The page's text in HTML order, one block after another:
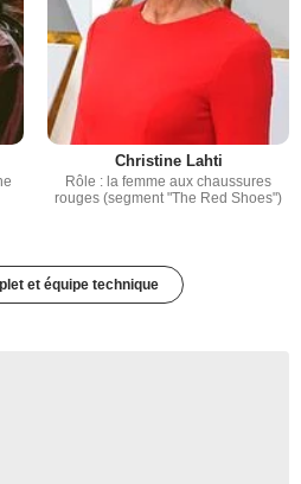
Christine Lahti
Rôle : la femme aux chaussures
rouges (segment "The Red Shoes")
et équipe technique